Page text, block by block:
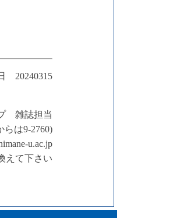
20240315
雑誌担当
らは9-2760)
u.ac.jp
えて下さい